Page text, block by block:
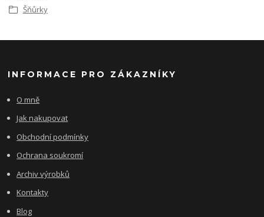
Šňůrky
INFORMACE PRO ZÁKAZNÍKY
O mně
Jak nakupovat
Obchodní podmínky
Ochrana soukromí
Archiv výrobků
Kontakty
Blog